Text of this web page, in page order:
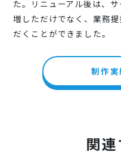
た。リニューアル後は、
増しただけでなく、業務
だくことができました。
制作
関